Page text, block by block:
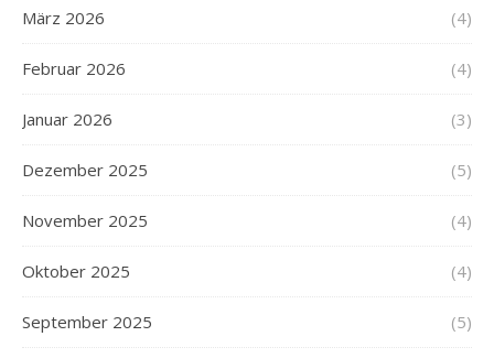
März 2026 (4)
Februar 2026 (4)
Januar 2026 (3)
Dezember 2025 (5)
November 2025 (4)
Oktober 2025 (4)
September 2025 (5)